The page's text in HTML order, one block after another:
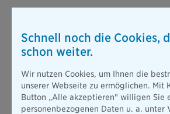
Bankverbindung angeben
Schnell noch die Cookies,
schon weiter.
Wir nutzen Cookies, um Ihnen die
unserer Webseite zu ermöglichen. Mit
Button „Alle akzeptieren" willigen Sie
personenbezogenen Daten u. a. unter